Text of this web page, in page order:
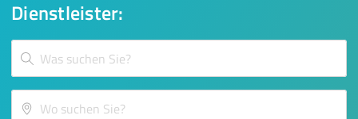
Dienstleister: